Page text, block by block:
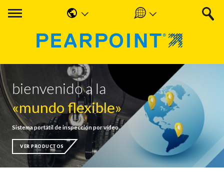
Americas
EMEA & APAC
English
Nederlands
Français
Español
Deutsche
bienvenido a la
«mundo flexible»
Sistema portátil de inspección por vídeo.
VER PRODUCTOS